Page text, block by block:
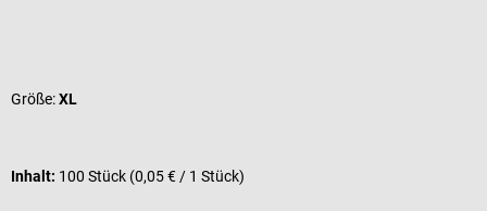
Größe:XL
Inhalt: 100 Stück (0,05 € / 1 Stück)